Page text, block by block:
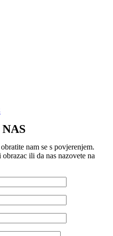
nam se s povjerenjem.
ili da nas nazovete na